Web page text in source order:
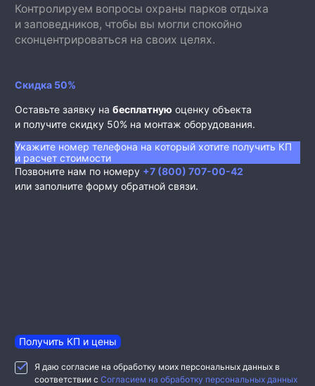
Контролируем вопросы охраны парков отдыха
и заповедников, чтобы вы могли спокойно
сконцентрироваться на своих целях.
Скидка 50%
Оставьте заявку на бесплатную оценку объекта
и получите скидку 50% на монтаж оборудования.
Укажите номер телефона на который хотите получить КП
и расчет стоимости
Позвоните нам по номеру +7 (800) 707-00-42
или заполните форму обратной связи.
Получить КП и цены
Я даю согласие на обработку моих персональных данных в
соответствии с Согласием на обработку персональных данных